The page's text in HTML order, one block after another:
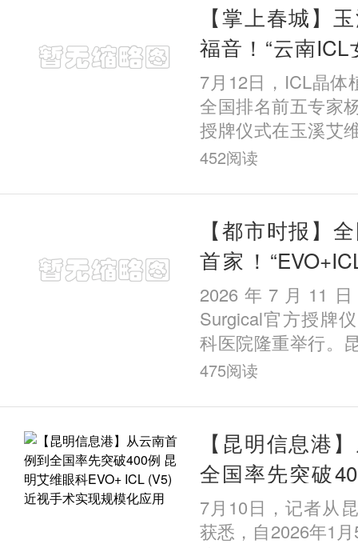
【掌上春城】
福音！“云南
家工作室落地玉
7月12日，ICL晶体
全国排名前五专家
授牌仪式在玉溪艾
行。这标志着国内
边地区的
452阅读
【都市时报】
首家！
育示范中心” 落
2026年7月11日
Surgical官方授牌
科医院隆重举行。
获评全国首
心”。这是继全国
475阅读
【昆明信息港
全国率先突破
眼科EVO+ ICL
现规模化应用
7月10日，记者从
获悉，自2026年1